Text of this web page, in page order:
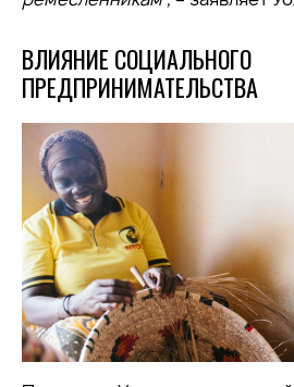
ВЛИЯНИЕ СОЦИАЛЬНОГО
ПРЕДПРИНИМАТЕЛЬСТВА